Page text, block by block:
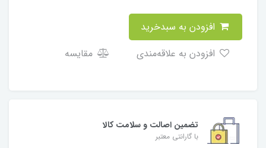
مقایسه
تضمین اصالت و سلامت کالا
با گارانتی معتبر